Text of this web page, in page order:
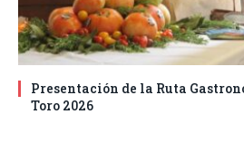
Presentación de la Ruta
Toro 2026